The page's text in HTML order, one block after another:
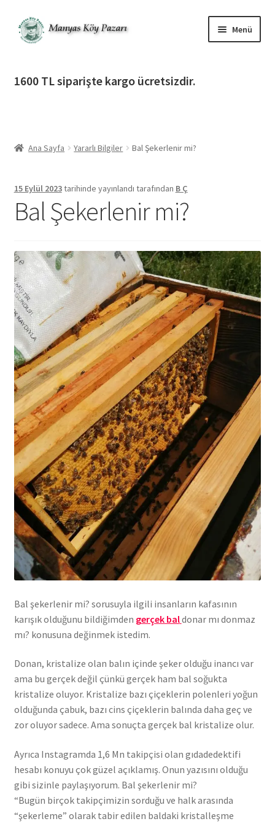
Dolaşıma
geç
İçeriğe
geç
Menü
İletişim
1600 TL siparişte kargo ücretsizdir.
Ana Sayfa Yararlı Bilgiler Bal Şekerlenir mi?
15 Eylül 2023tarihinde yayınlandı tarafından B Ç
Bal Şekerlenir mi?
Bal şekerlenir mi? sorusuyla ilgili insanların kafasının
karışık olduğunu bildiğimden gerçek baldonar mı donmaz
mı? konusuna değinmek istedim.
Donan, kristalize olan balın içinde şeker olduğu inancı var
ama bu gerçek değil çünkü gerçek ham bal soğukta
kristalize oluyor. Kristalize bazı çiçeklerin polenleri yoğun
olduğunda çabuk, bazı cins çiçeklerin balında daha geç ve
zor oluyor sadece. Ama sonuçta gerçek bal kristalize olur.
Ayrıca Instagramda 1,6 Mn takipçisi olan gıdadedektifi
hesabı konuyu çok güzel açıklamış. Onun yazısını olduğu
gibi sizinle paylaşıyorum. Bal şekerlenir mi?
“Bugün birçok takipçimizin sorduğu ve halk arasında
“şekerleme” olarak tabir edilen baldaki kristalleşme